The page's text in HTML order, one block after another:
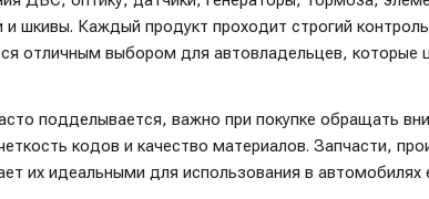
и шкивы. Каждый продукт проходит строгий
отличным выбором для автовладельцев, которые
подделывается, важно при покупке обращать
кодов и качество материалов. Запчасти,
их идеальными для использования в автомобилях